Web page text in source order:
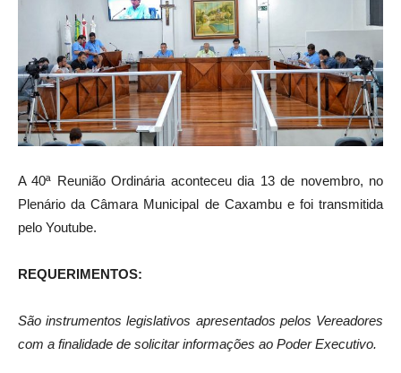
A 40ª Reunião Ordinária aconteceu dia 13 de novembro, no
Plenário da Câmara Municipal de Caxambu e foi transmitida
pelo Youtube.
REQUERIMENTOS:
São instrumentos legislativos apresentados pelos Vereadores
com a finalidade de solicitar informações ao Poder Executivo.